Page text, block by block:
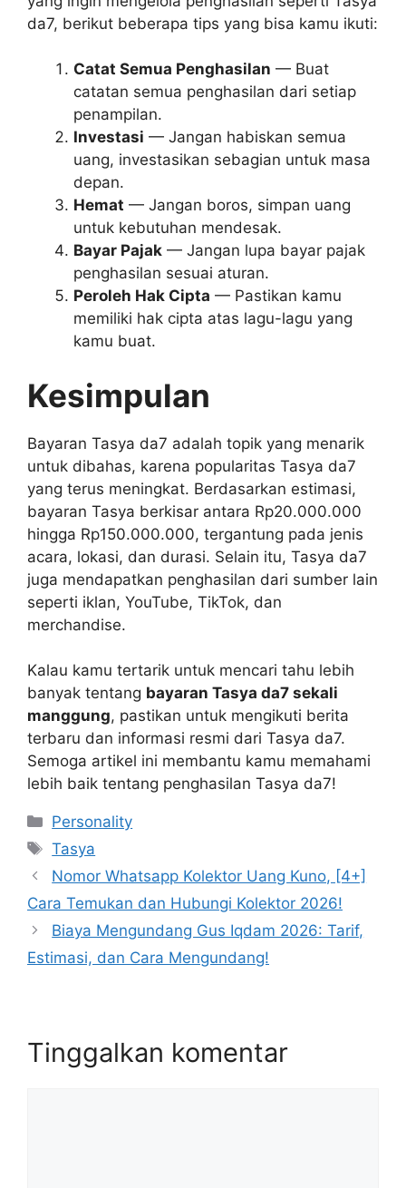
da7, berikut beberapa tips yang bisa kamu ikuti:
Catat Semua Penghasilan — Buat
catatan semua penghasilan dari setiap
penampilan.
Investasi — Jangan habiskan semua
uang, investasikan sebagian untuk masa
depan.
Hemat — Jangan boros, simpan uang
untuk kebutuhan mendesak.
Bayar Pajak — Jangan lupa bayar pajak
penghasilan sesuai aturan.
Peroleh Hak Cipta — Pastikan kamu
memiliki hak cipta atas lagu-lagu yang
kamu buat.
Kesimpulan
Bayaran Tasya da7 adalah topik yang menarik
untuk dibahas, karena popularitas Tasya da7
yang terus meningkat. Berdasarkan estimasi,
bayaran Tasya berkisar antara Rp20.000.000
hingga Rp150.000.000, tergantung pada jenis
acara, lokasi, dan durasi. Selain itu, Tasya da7
juga mendapatkan penghasilan dari sumber lain
seperti iklan, YouTube, TikTok, dan
merchandise.
Kalau kamu tertarik untuk mencari tahu lebih
banyak tentang bayaran Tasya da7 sekali
manggung, pastikan untuk mengikuti berita
terbaru dan informasi resmi dari Tasya da7.
Semoga artikel ini membantu kamu memahami
lebih baik tentang penghasilan Tasya da7!
Kategori
Personality
Tag
Tasya
Nomor Whatsapp Kolektor Uang Kuno, [4+]
Cara Temukan dan Hubungi Kolektor 2026!
Biaya Mengundang Gus Iqdam 2026: Tarif,
Estimasi, dan Cara Mengundang!
Tinggalkan komentar